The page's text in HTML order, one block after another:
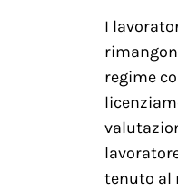
I
regime
tenuto al